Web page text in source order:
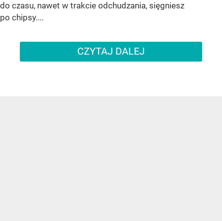
do czasu, nawet w trakcie odchudzania, sięgniesz
po chipsy....
CZYTAJ DALEJ